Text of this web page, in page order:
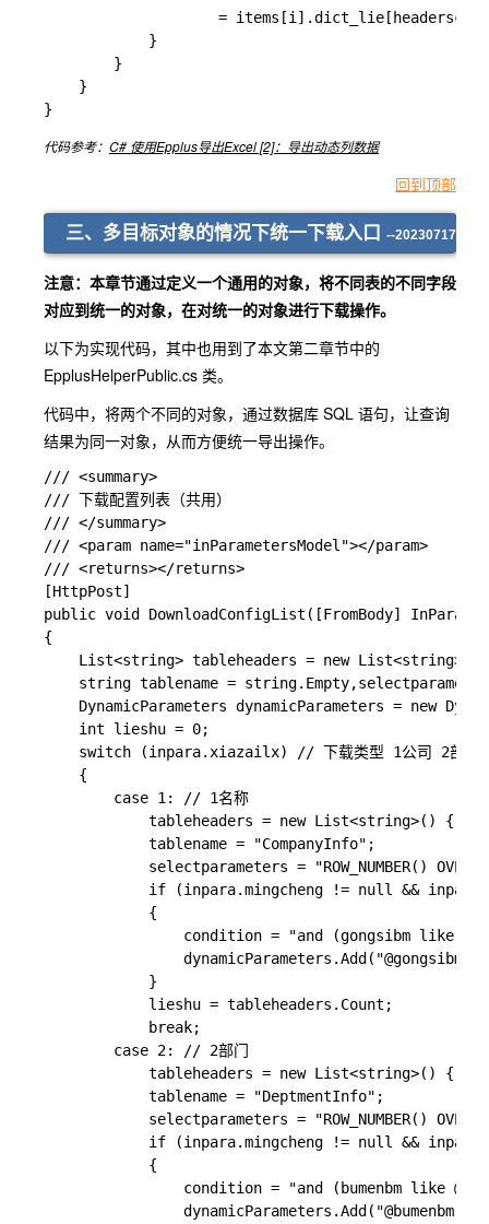
=
            }
        }
    }
}
代码参考： C# 使用Epplus导出Excel [2]：导出动态列数据
回到顶部
三、多目标对象的情况下统一下载入口 --20230717
注意：本章节通过定义一个通用的对象，将不同表的不同字段
对应到统一的对象，在对统一的对象进行下载操作。
以下为实现代码，其中也用到了本文第二章节中的
EpplusHelperPublic.cs 类。
代码中，将两个不同的对象，通过数据库 SQL 语句，让查询
结果为同一对象，从而方便统一导出操作。
/// <summary>
/// 下载配置列表（共用）
/// </summary>
/// <param name="inParametersModel"></param>
/// <returns></returns>
[HttpPost]
public void DownloadConfigList([FromBody]
{
    List<string> tableheaders = new List<string>();
string tablename =
DynamicParameters dynamicParameters = new
    int lieshu = 0;
    switch (inpara.xiazailx) // 下载类型 1公司 2部门
    {
        case 1: // 1名称
tableheaders = new List<string>() { "序
            tablename = "CompanyInfo";
selectparameters = "ROW_NUMBER() OVER
if (inpara.mingcheng != null &&
            {
condition = "and (gongsibm like
dynamicParameters.Add("@gongsibm",
            }
            lieshu = tableheaders.Count;
            break;
        case 2: // 2部门
tableheaders = new List<string>() { "序
            tablename = "DeptmentInfo";
selectparameters = "ROW_NUMBER() OVER
if (inpara.mingcheng != null &&
            {
condition = "and (bumenbm like
dynamicParameters.Add("@bumenbm",